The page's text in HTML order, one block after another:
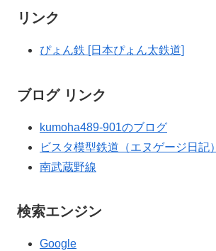
リンク
ぴょん鉄 [日本ぴょん太鉄道]
ブログ リンク
kumoha489-901のブログ
ビスタ模型鉄道（エヌゲージ日記）
南武蔵野線
検索エンジン
Google